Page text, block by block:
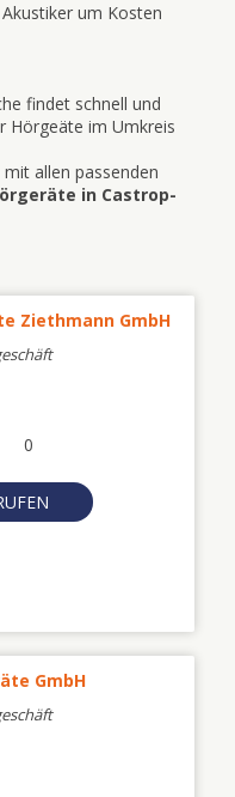
um Kosten
findet schnell und
Hörgeäte im Umkreis
allen passenden
in Castrop-
Ziethmann GmbH
0
GmbH